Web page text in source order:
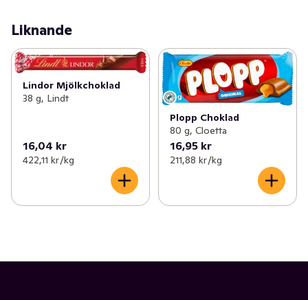
Liknande
Lindor Mjölkchoklad
38 g, Lindt
16,04 kr
422,11 kr /kg
Plopp Choklad
80 g, Cloetta
16,95 kr
211,88 kr /kg